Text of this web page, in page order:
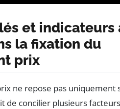
et indicateurs
la fixation du
prix
ne repose pas uniquement
de concilier plusieurs